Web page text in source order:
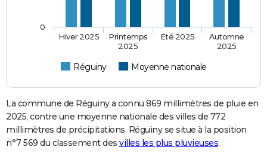
Réguiny Moyenne nationale
Hiver 2025
Printemps
2025
Eté 2025
Automne
2025
0
La commune de Réguiny a connu 869 millimètres de pluie en
2025, contre une moyenne nationale des villes de 772
millimètres de précipitations. Réguiny se situe à la position
n°7 569 du classement des villes les plus pluvieuses.